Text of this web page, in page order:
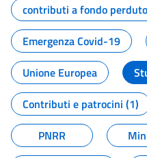
contributi a fondo perduto
Emergenza Covid-19
Unione Europea
Contributi e patrocini (1)
PNRR